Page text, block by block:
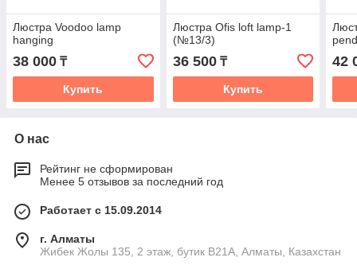
Люстра Voodoo lamp
hanging
38 000 ₸
Купить
Люстра Оfis loft lamp-1
(№13/3)
36 500₸
Купить
42
О нас
Рейтинг не сформирован
Менее 5 отзывов за последний год
Работает с 15.09.2014
г. Алматы
Жибек Жолы 135, 2 этаж, бутик B21A, Алматы, Казахстан